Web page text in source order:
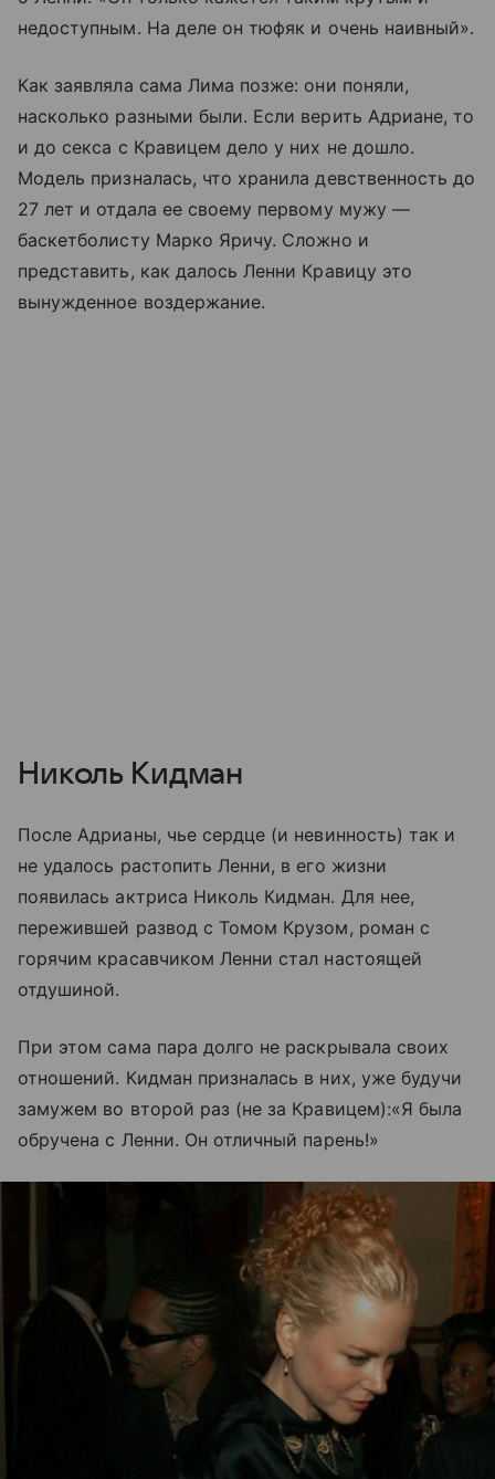
недоступным. На деле он тюфяк и очень наивный».
Как заявляла сама Лима позже: они поняли,
насколько разными были. Если верить Адриане, то
и до секса с Кравицем дело у них не дошло.
Модель призналась, что хранила девственность до
27 лет и отдала ее своему первому мужу —
баскетболисту Марко Яричу. Сложно и
представить, как далось Ленни Кравицу это
вынужденное воздержание.
Николь Кидман
После Адрианы, чье сердце (и невинность) так и
не удалось растопить Ленни, в его жизни
появилась актриса Николь Кидман. Для нее,
пережившей развод с Томом Крузом, роман с
горячим красавчиком Ленни стал настоящей
отдушиной.
При этом сама пара долго не раскрывала своих
отношений. Кидман призналась в них, уже будучи
замужем во второй раз (не за Кравицем):«Я была
обручена с Ленни. Он отличный парень!»